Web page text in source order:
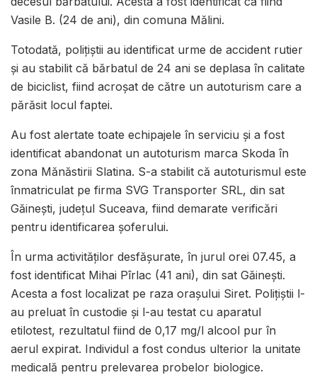
Vasile B. (24 de ani), din comuna Mălini.
Totodată, polițiștii au identificat urme de accident rutier
și au stabilit că bărbatul de 24 ani se deplasa în calitate
de biciclist, fiind acroșat de către un autoturism care a
părăsit locul faptei.
Au fost alertate toate echipajele în serviciu și a fost
identificat abandonat un autoturism marca Skoda în
zona Mănăstirii Slatina. S-a stabilit că autoturismul este
înmatriculat pe firma SVG Transporter SRL, din sat
Găinești, județul Suceava, fiind demarate verificări
pentru identificarea șoferului.
În urma activităților desfășurate, în jurul orei 07.45, a
fost identificat Mihai Pîrlac (41 ani), din sat Găinești.
Acesta a fost localizat pe raza orașului Siret. Polițiștii l-
au preluat în custodie și l-au testat cu aparatul
etilotest, rezultatul fiind de 0,17 mg/l alcool pur în
aerul expirat. Individul a fost condus ulterior la unitate
medicală pentru prelevarea probelor biologice.